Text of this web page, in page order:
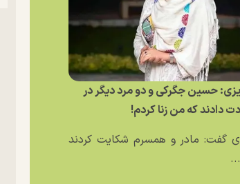
حسین جگرکی و دو مرد دیگر در
دادند که من زنا کردم!
گفت: مادر و همسرم شکایت کردند